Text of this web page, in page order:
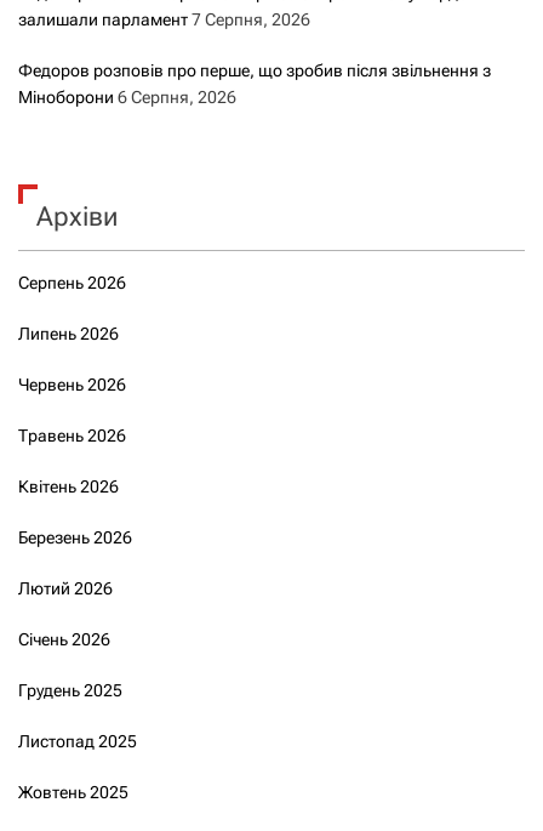
залишали парламент7 Серпня, 2026
Федоров розповів про перше, що зробив після звільнення з
Міноборони 6 Серпня, 2026
Архіви
Серпень 2026
Липень 2026
Червень 2026
Травень 2026
Квітень 2026
Березень 2026
Лютий 2026
Січень 2026
Грудень 2025
Листопад 2025
Жовтень 2025